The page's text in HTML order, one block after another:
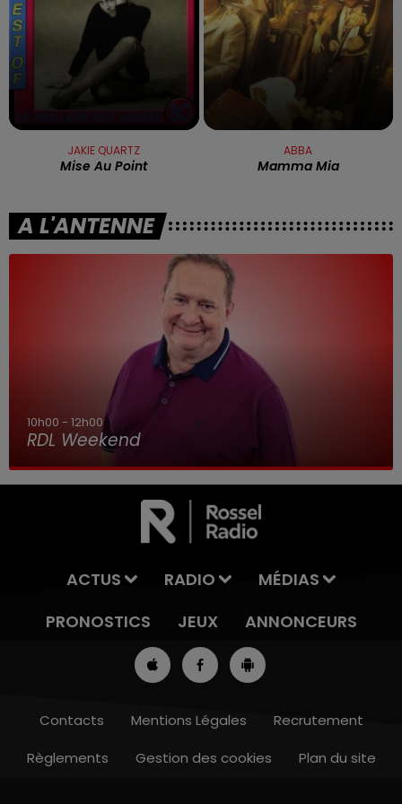
7h00 - 10h00
JAKIE QUARTZ
Mise Au Point
ABBA
Mamma Mia
A L'ANTENNE
ACTUS RADIO
MÉDIAS
PRONOSTICS
JEUX ANNONCEURS
Contacts Mentions Légales
Recrutement
Règlements
Gestion des cookies Plan du site